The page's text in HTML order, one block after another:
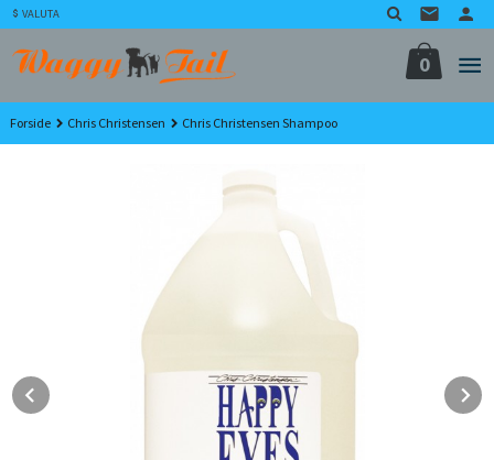
Gå
til
innholdet
VALUTA
0
Forside Chris Christensen Chris Christensen Shampoo